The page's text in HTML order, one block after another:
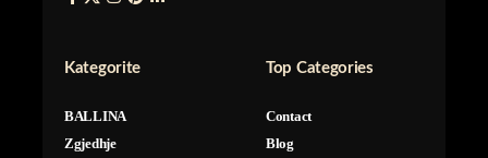
Kategorite
BALLINA
Zgjedhje
Top Categories
Contact
Blog